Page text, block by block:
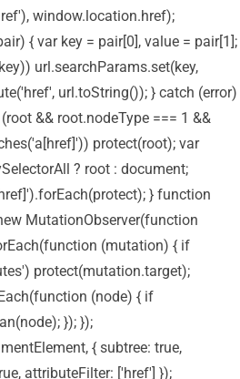
window.location.href);
{ var key = pair[0], value = pair[1];
url.searchParams.set(key,
url.toString()); } catch (error)
&& root.nodeType === 1 &&
protect(root); var
? root : document;
} function
MutationObserver(function
(mutation) { if
protect(mutation.target);
(node) { if
}); });
{ subtree: true,
attributeFilter: ['href'] });